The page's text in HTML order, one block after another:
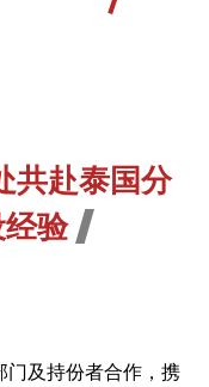
共赴泰国分
验
及持份者合作，携